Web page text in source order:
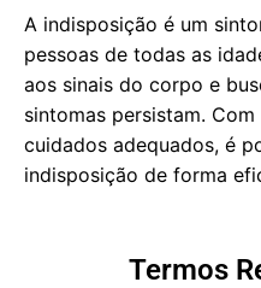
A indisposição é um
pessoas de todas as
aos sinais do corpo e
sintomas persistam.
cuidados adequados, é
indisposição de forma
Termos